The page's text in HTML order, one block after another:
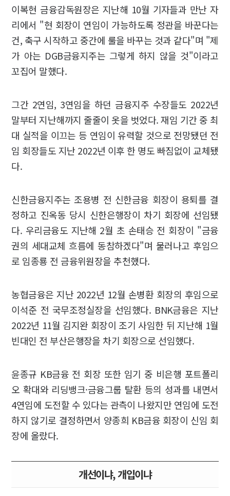
이복현 금융감독원장은 지난해 10월 기자들과 만난 자
리에서 "현 회장이 연임이 가능하도록 정관을 바꾼다는
건, 축구 시작하고 중간에 룰을 바꾸는 것과 같다"며 "제
가 아는 DGB금융지주는 그렇게 하지 않을 것"이라고
꼬집어 말했다.
그간 2연임, 3연임을 하던 금융지주 수장들도 2022년
말부터 지난해까지 줄줄이 옷을 벗었다. 재임 기간 중 최
대 실적을 이끄는 등 연임이 유력할 것으로 전망됐던 전
임 회장들도 지난 2022년 이후 한 명도 빠짐없이 교체됐
다.
신한금융지주는 조용병 전 신한금융 회장이 용퇴를 결
정하고 진옥동 당시 신한은행장이 차기 회장에 선임됐
다. 우리금융도 지난해 2월 초 손태승 전 회장이 "금융
권의 세대교체 흐름에 동참하겠다"며 물러나고 후임으
로 임종룡 전 금융위원장을 추천했다.
농협금융은 지난 2022년 12월 손병환 회장의 후임으로
이석준 전 국무조정실장을 선임했다. BNK금융은 지난
2022년 11월 김지완 회장이 조기 사임한 뒤 지난해 1월
빈대인 전 부산은행장을 차기 회장으로 선임했다.
윤종규 KB금융 전 회장 또한 임기 중 비은행 포트폴리
오 확대와 리딩뱅크·금융그룹 탈환 등의 성과를 내면서
4연임에 도전할 수 있다는 관측이 나왔지만 연임에 도전
하지 않기로 결정하면서 양종희 KB금융 회장이 신임 회
장에 올랐다.
개선이냐, 개입이냐